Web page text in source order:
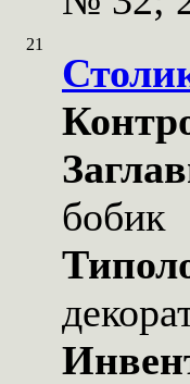
21
бобик